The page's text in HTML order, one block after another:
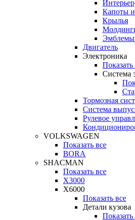
Интерьер
Капоты
Крылья
Двигатель
Электроника
Показать
Система
Тормозная
Система
Рулевое
VOLKSWAGEN
Показать все
BORA
SHACMAN
Показать все
X3000
X6000
Показать все
Детали кузова
Показать